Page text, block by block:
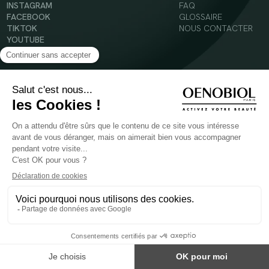
INSTAGRAM
FACEBOOK
TIKTOK
YOUTUBE
FAQ
GLOSSAIRE
NOUS CONTACTER
Mentions légales
Conditions Générales d’Utilisation
Politique en matière de cookies
POUR VOTRE SANTÉ, MANGEZ AU MOINS CINQ FRUITS ET LÉGUMES PAR JOUR -
WWW.MANGERBOUGER.FR
Les complément alimentaires doivent être utilisés dans le cadre d'un mode de vie sain et
ne pas être utilisés comme substituts d'un régimes alimentaire varié et équilibré.
Réservé à l'adulte. Consulter attentivement l'étiquetage des produits avant l'utilisation.